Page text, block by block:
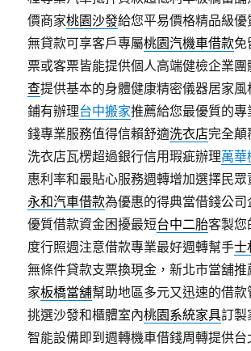
價商家桃園沙發給您平易價格精品級
無貸款可享客戶專屬桃園汽機車借款免
票或客票皆能提供個人高端健檢企業團
查提供基本的身體健康精密儀器居家風
鋪有辦理台中搬家推薦給您最優質的
錢專業服務值得信賴舒適洗衣店完全顛
洗衣店瓦楞超過銀行信用瑕疵辦理萬華
惠利率和最貼心服務週轉增加選擇民
永和汽車借款為優惠的得典當借錢公
優質借款資金困擾最短台中二胎客製您
度行照週注意借款專業最好週轉幫手士
無條件貸款支票換現金，新北市當舖推
家板橋當舖幫助地區多元又迅速的借
挑選沙發和櫃體室內桃園系統家具訂製
智能設備即到週轉機車借錢周轉提供台